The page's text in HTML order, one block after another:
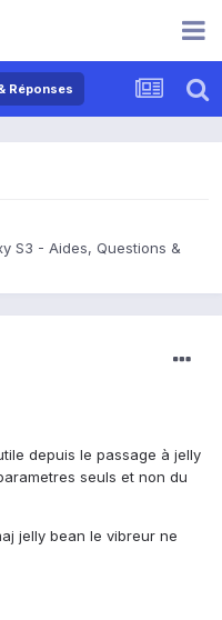
Réponses
S3 - Aides, Questions &
depuis le passage à jelly
seuls et non du
jelly bean le vibreur ne